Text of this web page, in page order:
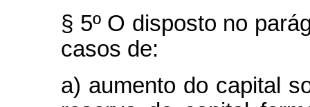
§ 5º O disposto no
casos de:
a) aumento do capital